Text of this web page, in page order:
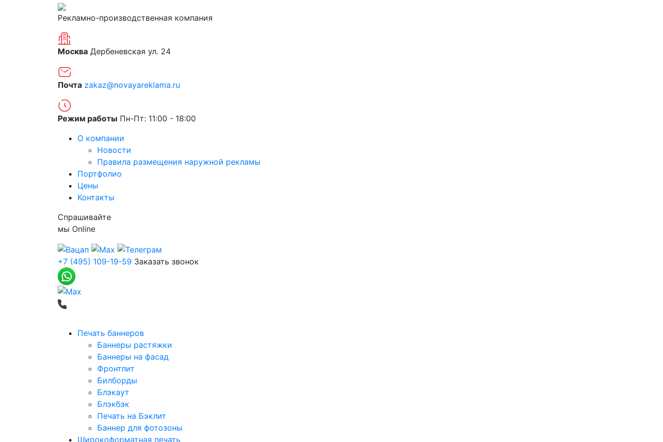
Рекламно-производственная компания
Москва Дербеневская ул. 24
Почта zakaz@novayareklama.ru
Режим работы Пн-Пт: 11:00 - 18:00
О компании
Новости
Правила размещения наружной рекламы
Портфолио
Цены
Контакты
Спрашивайте
мы Online
+7 (495) 109-19-59 Заказать звонок
Печать баннеров
Баннеры растяжки
Баннеры на фасад
Фронтлит
Билборды
Блэкаут
Блэкбэк
Печать на Бэклит
Баннер для фотозоны
Широкоформатная печать